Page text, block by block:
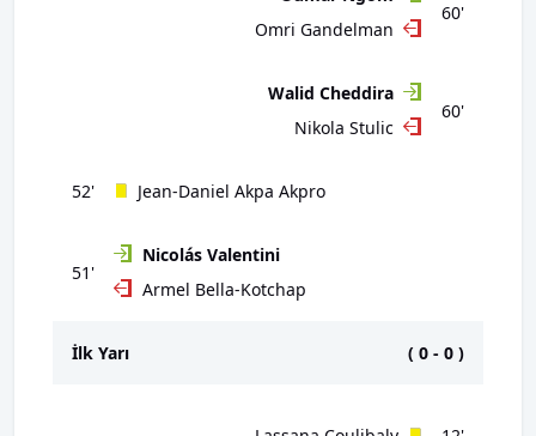
60'
Omri Gandelman
60'
Walid Cheddira
Nikola Stulic
52' Jean-Daniel Akpa Akpro
51'
Nicolás Valentini
Armel Bella-Kotchap
İlk Yarı ( 0 - 0 )